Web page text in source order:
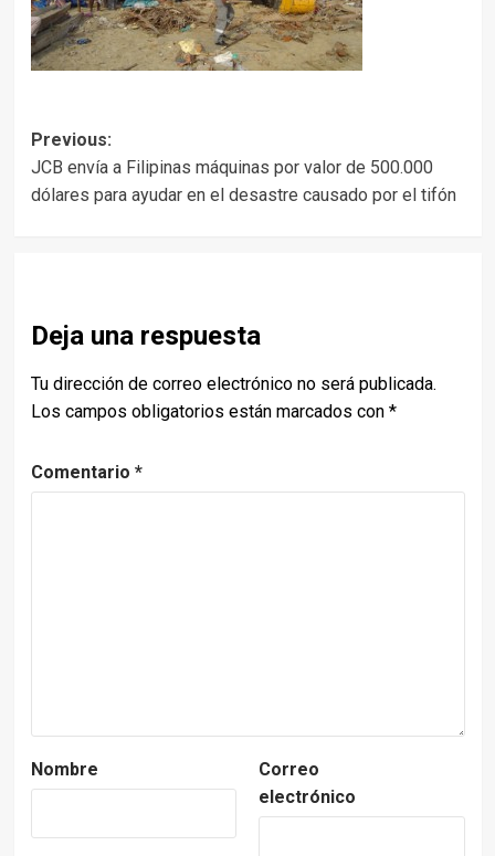
Post
navigation
Previous:
JCB envía a Filipinas máquinas por valor de 500.000
dólares para ayudar en el desastre causado por el tifón
Deja una respuesta
Tu dirección de correo electrónico no será publicada.
Los campos obligatorios están marcados con *
Comentario *
Nombre
Correo
electrónico